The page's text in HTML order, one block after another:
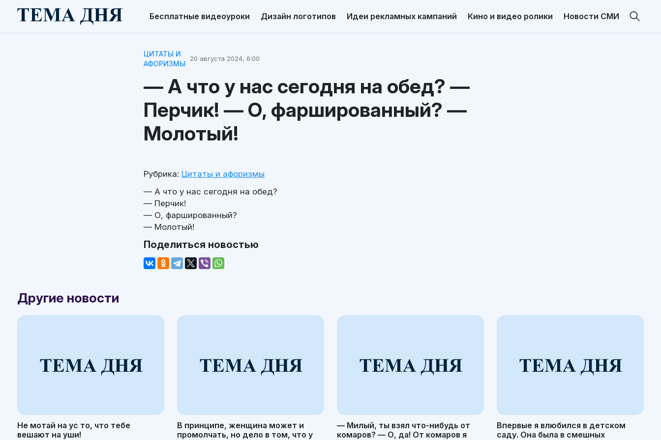
Бесплатные видеоуроки Дизайн логотипов Идеи рекламных кампаний Кино и видео ролики Новости СМИ
ЦИТАТЫ И
АФОРИЗМЫ
20 августа 2024, 6:00
— А что у нас сегодня на обед? —
Перчик! — О, фаршированный? —
Молотый!
Рубрика: Цитаты и афоризмы
— А что у нас сегодня на обед?
— Перчик!
— О, фаршированный?
— Молотый!
Поделиться новостью
Другие новости
Не мотай на ус то, что тебе
вешают на уши!
В принципе, женщина может и
промолчать, но дело в том, что у
— Милый, ты взял что-нибудь от
комаров? — О, да! От комаров я
Впервые я влюбился в детском
саду. Она была в смешных